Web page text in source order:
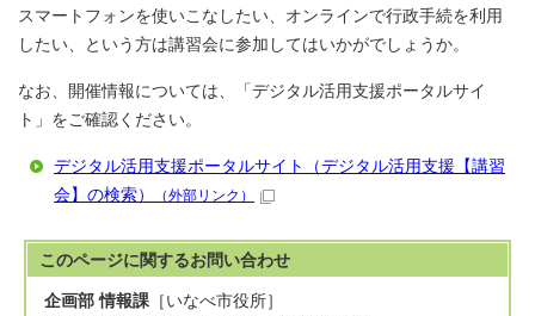
スマートフォンを使いこなしたい、オンラインで行政手続を利用
したい、という方は講習会に参加してはいかがでしょうか。
なお、開催情報については、「デジタル活用支援ポータルサイ
ト」をご確認ください。
デジタル活用支援ポータルサイト（デジタル活用支援【講習
会】の検索）
（外部リンク）
このページに関するお問い合わせ
企画部 情報課 ［いなべ市役所］